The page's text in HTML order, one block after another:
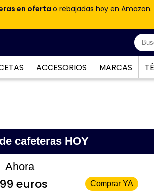
en oferta o rebajadas hoy en Amazon.
ACCESORIOS MARCAS TÉ
cafeteras HOY
Ahora
euros Comprar YA